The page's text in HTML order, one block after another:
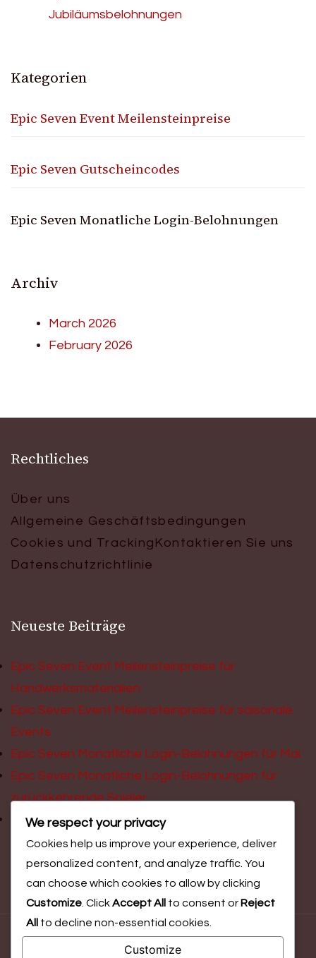
Jubiläumsbelohnungen
Kategorien
Epic Seven Event Meilensteinpreise
Epic Seven Gutscheincodes
Epic Seven Monatliche Login-Belohnungen
Archiv
March 2026
February 2026
Rechtliches
Über uns
Allgemeine Geschäftsbedingungen
Cookies und Tracking Kontaktieren Sie uns
Datenschutzrichtlinie
Neueste Beiträge
Epic Seven Event Meilensteinpreise für
Handwerksmaterialien
Epic Seven Event Meilensteinpreise für saisonale
Events
Epic Seven Monatliche Login-Belohnungen für Mai
Epic Seven Monatliche Login-Belohnungen für
zurückkehrende Spieler
Epic Seven Gutscheincodes für
Jubiläumsbelohnungen
© Copyright 2026thestorymechanics.com. All Rights
We respect your privacy
Cookies help us improve your experience, deliver
personalized content, and analyze traffic. You
can choose which cookies to allow by clicking
Customize . ClickAccept All to consent or Reject
All
to decline non-essential cookies.
Customize